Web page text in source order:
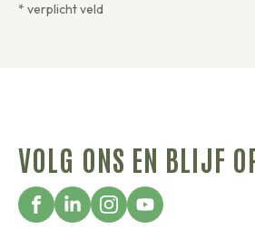
* verplicht veld
VOLG ONS EN BLIJF